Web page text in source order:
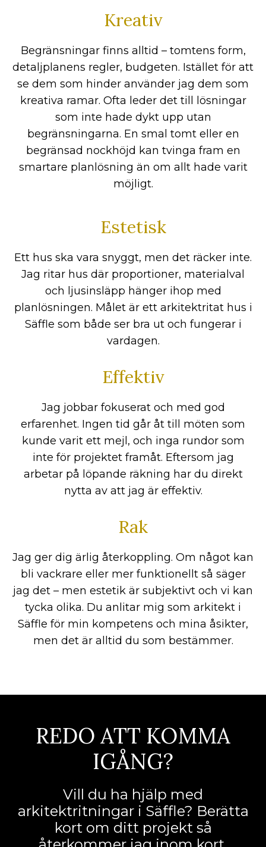
Kreativ
Begränsningar finns alltid – tomtens form,
detaljplanens regler, budgeten. Istället för att
se dem som hinder använder jag dem som
kreativa ramar. Ofta leder det till lösningar
som inte hade dykt upp utan
begränsningarna. En smal tomt eller en
begränsad nockhöjd kan tvinga fram en
smartare planlösning än om allt hade varit
möjligt.
Estetisk
Ett hus ska vara snyggt, men det räcker inte.
Jag ritar hus där proportioner, materialval
och ljusinsläpp hänger ihop med
planlösningen. Målet är ett arkitektritat hus i
Säffle som både ser bra ut och fungerar i
vardagen.
Effektiv
Jag jobbar fokuserat och med god
erfarenhet. Ingen tid går åt till möten som
kunde varit ett mejl, och inga rundor som
inte för projektet framåt. Eftersom jag
arbetar på löpande räkning har du direkt
nytta av att jag är effektiv.
Rak
Jag ger dig ärlig återkoppling. Om något kan
bli vackrare eller mer funktionellt så säger
jag det – men estetik är subjektivt och vi kan
tycka olika. Du anlitar mig som arkitekt i
Säffle för min kompetens och mina åsikter,
men det är alltid du som bestämmer.
REDO ATT KOMMA
IGÅNG?
Vill du ha hjälp med
arkitektritningar i Säffle? Berätta
kort om ditt projekt så